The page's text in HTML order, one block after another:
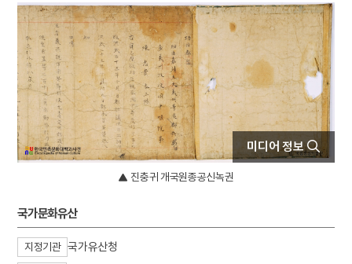
1 민족주의
2 여수·순천 10·19사건
3
농악
4
문종
5 부마민주항쟁
6
절기
7
점안식
10
미디어 정보
진충귀 개국원종공신녹권
국가문화유산
지정기관 국가유산청